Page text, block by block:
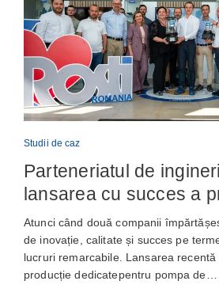
Studii de caz
Parteneriatul de
lansarea cu succes a
pompe de ungere
Atunci când două companii
de inovație, calitate și succes pe
lucruri remarcabile. Lansarea
producție dedicatepentru pompa de…